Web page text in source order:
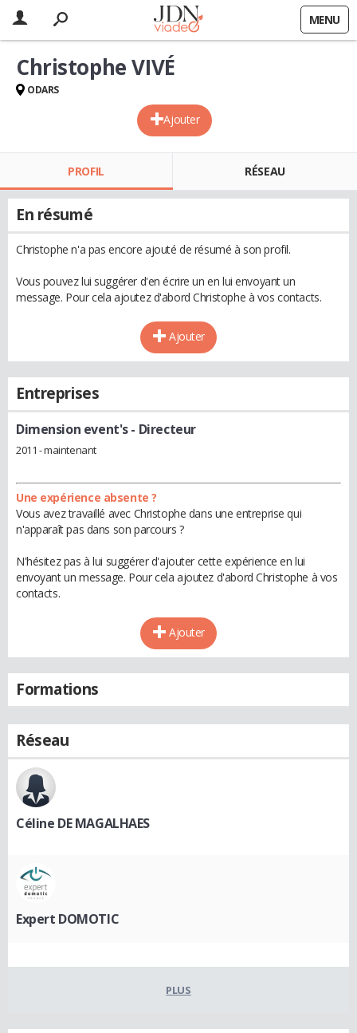
MENU
Ajouter
Christophe VIVÉ
ODARS
PROFIL RÉSEAU
En résumé
Christophe n'a pas encore ajouté de résumé à son profil.
Vous pouvez lui suggérer d'en écrire un en lui envoyant un
message. Pour cela ajoutez d'abord Christophe à vos contacts.
Ajouter
Entreprises
Dimension event's- Directeur
2011 - maintenant
Une expérience absente ?
Vous avez travaillé avec Christophe dans une entreprise qui
n'apparaît pas dans son parcours ?
N'hésitez pas à lui suggérer d'ajouter cette expérience en lui
envoyant un message. Pour cela ajoutez d'abord Christophe à vos
contacts.
Ajouter
Formations
Réseau
Céline DE MAGALHAES
Expert DOMOTIC
PLUS